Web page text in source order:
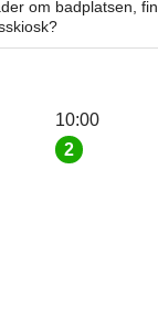
om badplatsen,
10:00
2